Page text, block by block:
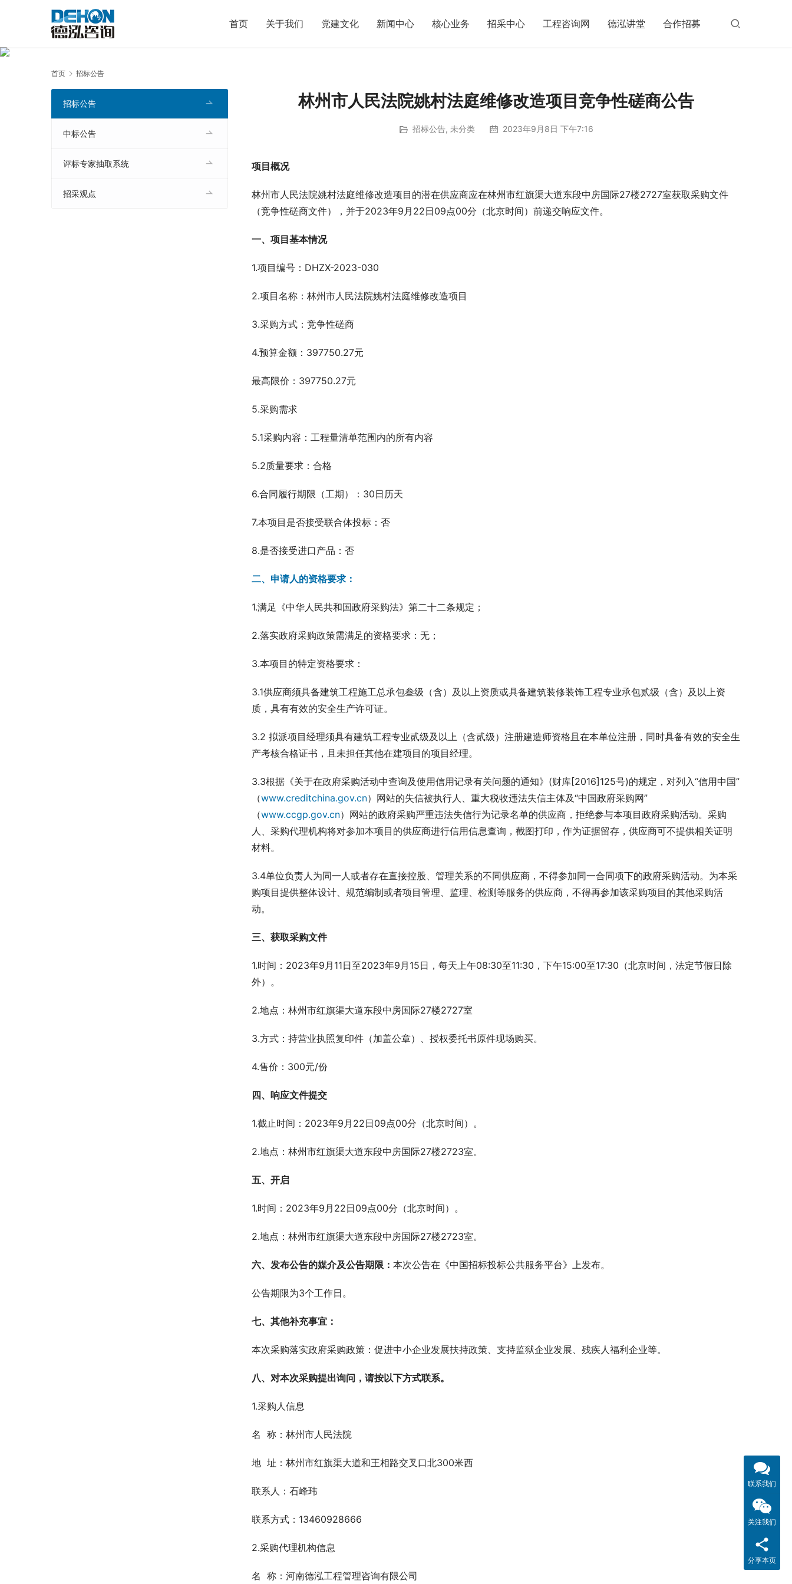
首页 关于我们 党建文化 新闻中心 核心业务 招采中心 工程咨询网 德泓讲堂 合作招募
首页 招标公告
林州市人民法院姚村法庭维修改造项目竞争性磋商公告
招标公告, 未分类 2023年9月8日 下午7:16
项目概况
林州市人民法院姚村法庭维修改造项目的潜在供应商应在林州市红旗渠大道东段中房国际27楼2727室获取采购文件
（竞争性磋商文件），并于2023年9月22日09点00分（北京时间）前递交响应文件。
一、项目基本情况
1.项目编号：DHZX-2023-030
2.项目名称：林州市人民法院姚村法庭维修改造项目
3.采购方式：竞争性磋商
4.预算金额：397750.27元
最高限价：397750.27元
5.采购需求
5.1采购内容：工程量清单范围内的所有内容
5.2质量要求：合格
6.合同履行期限（工期）：30日历天
7.本项目是否接受联合体投标：否
8.是否接受进口产品：否
二、申请人的资格要求：
1.满足《中华人民共和国政府采购法》第二十二条规定；
2.落实政府采购政策需满足的资格要求：无；
3.本项目的特定资格要求：
3.1供应商须具备建筑工程施工总承包叁级（含）及以上资质或具备建筑装修装饰工程专业承包贰级（含）及以上资
质，具有有效的安全生产许可证。
3.2 拟派项目经理须具有建筑工程专业贰级及以上（含贰级）注册建造师资格且在本单位注册，同时具备有效的安全生
产考核合格证书，且未担任其他在建项目的项目经理。
3.3根据《关于在政府采购活动中查询及使用信用记录有关问题的通知》(财库[2016]125号)的规定，对列入“信用中国”
（www.creditchina.gov.cn）网站的失信被执行人、重大税收违法失信主体及“中国政府采购网”
（www.ccgp.gov.cn）网站的政府采购严重违法失信行为记录名单的供应商，拒绝参与本项目政府采购活动。采购
人、采购代理机构将对参加本项目的供应商进行信用信息查询，截图打印，作为证据留存，供应商可不提供相关证明
材料。
3.4单位负责人为同一人或者存在直接控股、管理关系的不同供应商，不得参加同一合同项下的政府采购活动。为本采
购项目提供整体设计、规范编制或者项目管理、监理、检测等服务的供应商，不得再参加该采购项目的其他采购活
动。
三、获取采购文件
1.时间：2023年9月11日至2023年9月15日，每天上午08:30至11:30，下午15:00至17:30（北京时间，法定节假日除
外）。
2.地点：林州市红旗渠大道东段中房国际27楼2727室
3.方式：持营业执照复印件（加盖公章）、授权委托书原件现场购买。
4.售价：300元/份
四、响应文件提交
1.截止时间：2023年9月22日09点00分（北京时间）。
2.地点：林州市红旗渠大道东段中房国际27楼2723室。
五、开启
1.时间：2023年9月22日09点00分（北京时间）。
2.地点：林州市红旗渠大道东段中房国际27楼2723室。
六、发布公告的媒介及公告期限： 本次公告在《中国招标投标公共服务平台》上发布。
公告期限为3个工作日。
七、其他补充事宜：
本次采购落实政府采购政策：促进中小企业发展扶持政策、支持监狱企业发展、残疾人福利企业等。
八、对本次采购提出询问，请按以下方式联系。
1.采购人信息
名  称：林州市人民法院
地  址：林州市红旗渠大道和王相路交叉口北300米西
联系人：石峰玮
联系方式：13460928666
2.采购代理机构信息
名  称：河南德泓工程管理咨询有限公司
招标公告
中标公告
评标专家抽取系统
招采观点
联系我们
关注我们
分享本页